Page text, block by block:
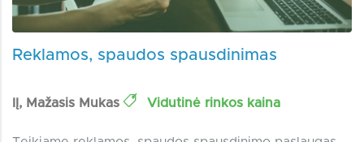
Reklamos, spaudos spausdinimas
IĮ, Mažasis Mukas Vidutinė rinkos kaina